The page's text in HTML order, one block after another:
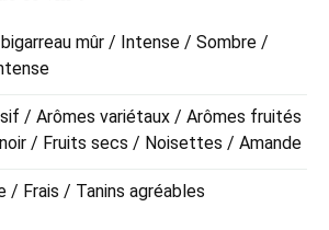
mûr / Intense / Sombre /
/ Arômes variétaux / Arômes fruités
/ Fruits secs / Noisettes / Amande
/ Frais / Tanins agréables